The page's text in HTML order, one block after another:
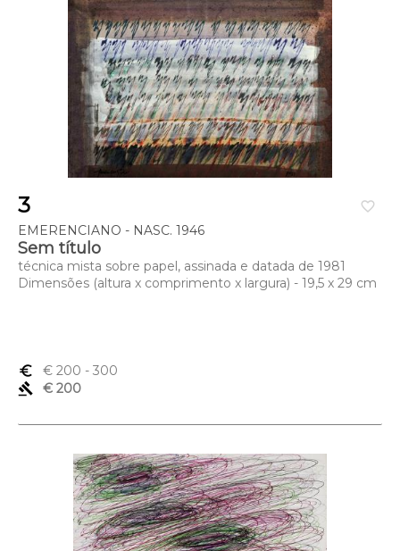
favorite_border
3
EMERENCIANO - NASC. 1946
Sem título
técnica mista sobre papel, assinada e datada de 1981
Dimensões (altura x comprimento x largura) - 19,5 x 29 cm
euro_symbol € 200 - 300
gavel
€ 200